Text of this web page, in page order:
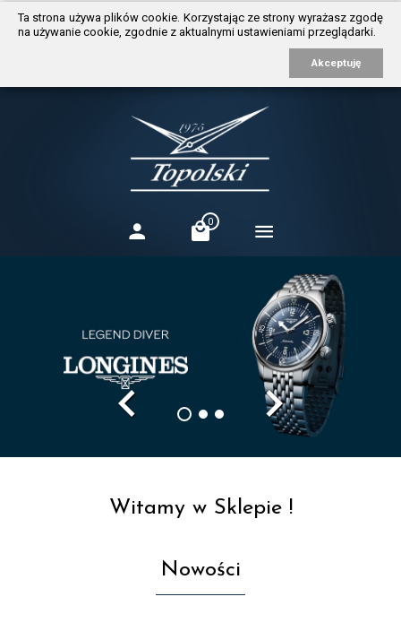
https://www.traditionrolex.com/3
Ta strona używa plików cookie. Korzystając ze strony wyrażasz zgodę
na używanie cookie, zgodnie z aktualnymi ustawieniami przeglądarki.
Akceptuję
0
navigate_before navigate_next
Witamy w Sklepie !
Nowości